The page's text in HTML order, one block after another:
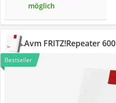
möglich
Avm FRITZ!Repeater 600
Bestseller